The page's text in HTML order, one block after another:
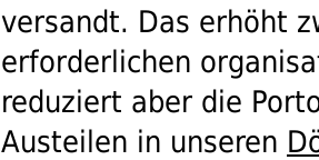
versandt. Das erhöht
erforderlichen
reduziert aber die
Austeilen in unseren